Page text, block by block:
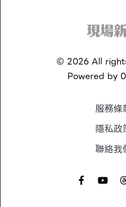
© 2026All
Powered by
服務條
隱私政
聯絡我